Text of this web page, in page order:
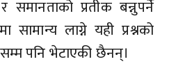
समानताको प्रतीक बन्नुपर्ने
सामान्य लाग्ने यही प्रश्नको
पनि भेटाएकी छैनन्।